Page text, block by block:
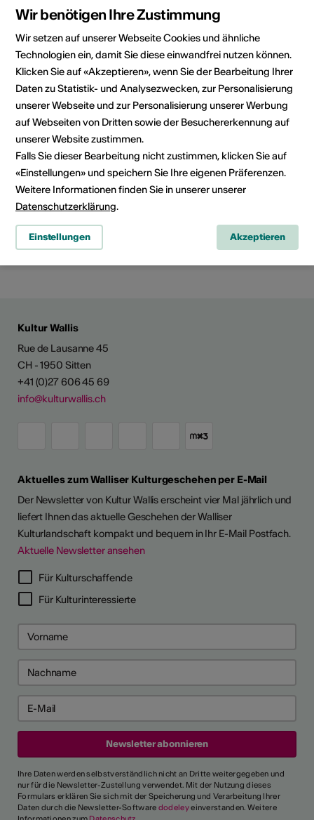
Institution / Organisation
Le Pénitencier, Sitten
Ausstellungszentrum Le Pénitencier
Rue des Châteaux 24
1950 Sion
Telefon +41 27 606 47 07
Reservationen +41 27 606 47 07
E-Mail
Webseite
Route planen
ÖV Fahrplan
Social Media
Kultur Wallis
Rue de Lausanne 45
CH - 1950 Sitten
+41 (0)27 606 45 69
info@kulturwallis.ch
Aktuelles zum Walliser Kulturgeschehen per E-Mail
Der Newsletter von Kultur Wallis erscheint vier Mal jährlich und
liefert Ihnen das aktuelle Geschehen der Walliser
Kulturlandschaft kompakt und bequem in Ihr E-Mail Postfach.
Aktuelle Newsletter ansehen
Für Kulturschaffende
Für Kulturinteressierte
Ihre Daten werden selbstverständlich nicht an Dritte weitergegeben und
nur für die Newsletter-Zustellung verwendet. Mit der Nutzung dieses
Formulars erklären Sie sich mit der Speicherung und Verarbeitung Ihrer
Daten durch die Newsletter-Software dodeleyeinverstanden. Weitere
Wir benötigen Ihre Zustimmung
Wir setzen auf unserer Webseite Cookies und ähnliche
Technologien ein, damit Sie diese einwandfrei nutzen können.
Klicken Sie auf «Akzeptieren», wenn Sie der Bearbeitung Ihrer
Daten zu Statistik- und Analysezwecken, zur Personalisierung
unserer Webseite und zur Personalisierung unserer Werbung
auf Webseiten von Dritten sowie der Besuchererkennung auf
unserer Website zustimmen.
Falls Sie dieser Bearbeitung nicht zustimmen, klicken Sie auf
«Einstellungen» und speichern Sie Ihre eigenen Präferenzen.
Weitere Informationen finden Sie in unserer unserer
Datenschutzerklärung.
Einstellungen Akzeptieren